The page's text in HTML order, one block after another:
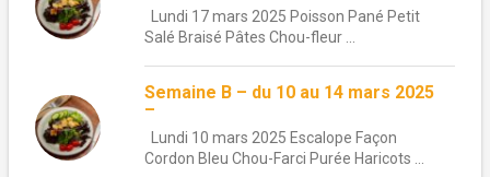
Lundi 17 mars 2025 Poisson Pané Petit
Salé Braisé Pâtes Chou-fleur ...
Semaine B – du 10 au 14 mars 2025
–
Lundi 10 mars 2025 Escalope Façon
Cordon Bleu Chou-Farci Purée Haricots ...